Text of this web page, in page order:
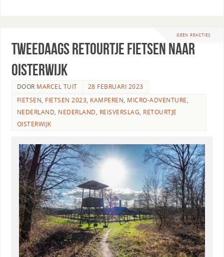
GEEN REACTIES
Tweedaags retourtje fietsen naar
Oisterwijk
DOOR MARCEL TUIT
28 FEBRUARI 2023
FIETSEN, FIETSEN 2023, KAMPEREN, MICRO-ADVENTURE,
NEDERLAND, NEDERLAND, REISVERSLAG, RETOURTJE
OISTERWIJK